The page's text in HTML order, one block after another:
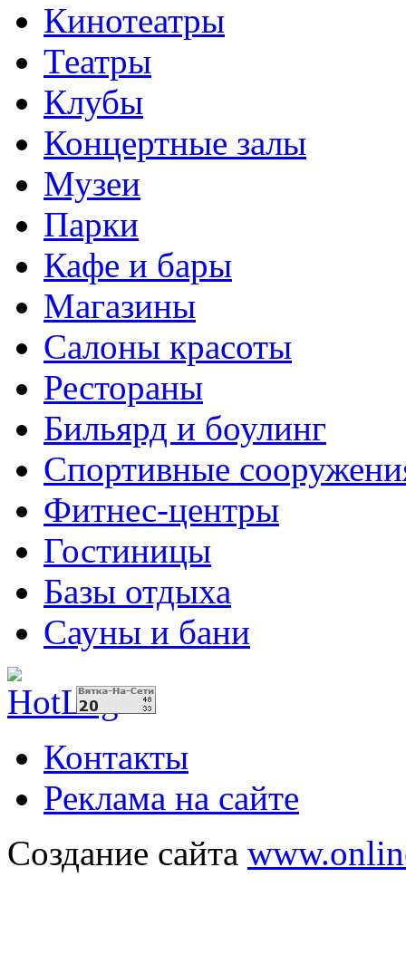
Кинотеатры
Театры
Клубы
Концертные залы
Музеи
Парки
Кафе и бары
Магазины
Салоны красоты
Рестораны
Бильярд и боулинг
Спортивные
Фитнес-центры
Гостиницы
Базы отдыха
Сауны и бани
Контакты
Реклама на сайте
Создание сайта